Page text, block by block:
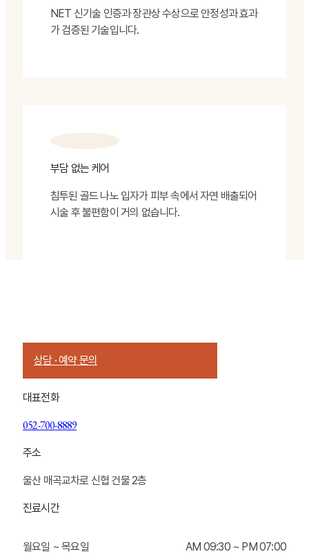
NET 신기술 인증과 장관상 수상으로 안정성과 효과
가 검증된 기술입니다.
부담 없는 케어
침투된 골드 나노 입자가 피부 속에서 자연 배출되어
시술 후 불편함이 거의 없습니다.
상담 · 예약 문의
대표전화
052-700-8889
주소
울산 매곡교차로 신협 건물 2층
진료시간
월요일 ~ 목요일 AM 09:30 ~ PM07:00